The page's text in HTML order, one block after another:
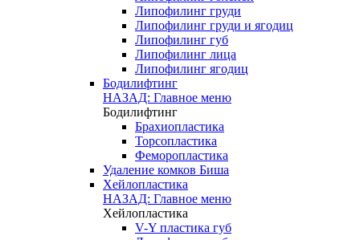
Липофилинг груди
Липофилинг груди и ягодиц
Липофилинг губ
Липофилинг лица
Липофилинг ягодиц
Бодилифтинг
НАЗАД: Главное меню
Бодилифтинг
Брахиопластика
Торсопластика
Феморопластика
Удаление комков Биша
Хейлопластика
НАЗАД: Главное меню
Хейлопластика
V-Y пластика губ